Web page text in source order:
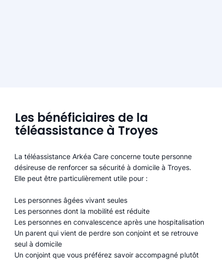
Les bénéficiaires de la
téléassistance à Troyes
La téléassistance Arkéa Care concerne toute personne
désireuse de renforcer sa sécurité à domicile à Troyes.
Elle peut être particulièrement utile pour :
Les personnes âgées vivant seules
Les personnes dont la mobilité est réduite
Les personnes en convalescence après une hospitalisation
Un parent qui vient de perdre son conjoint et se retrouve
seul à domicile
Un conjoint que vous préférez savoir accompagné plutôt